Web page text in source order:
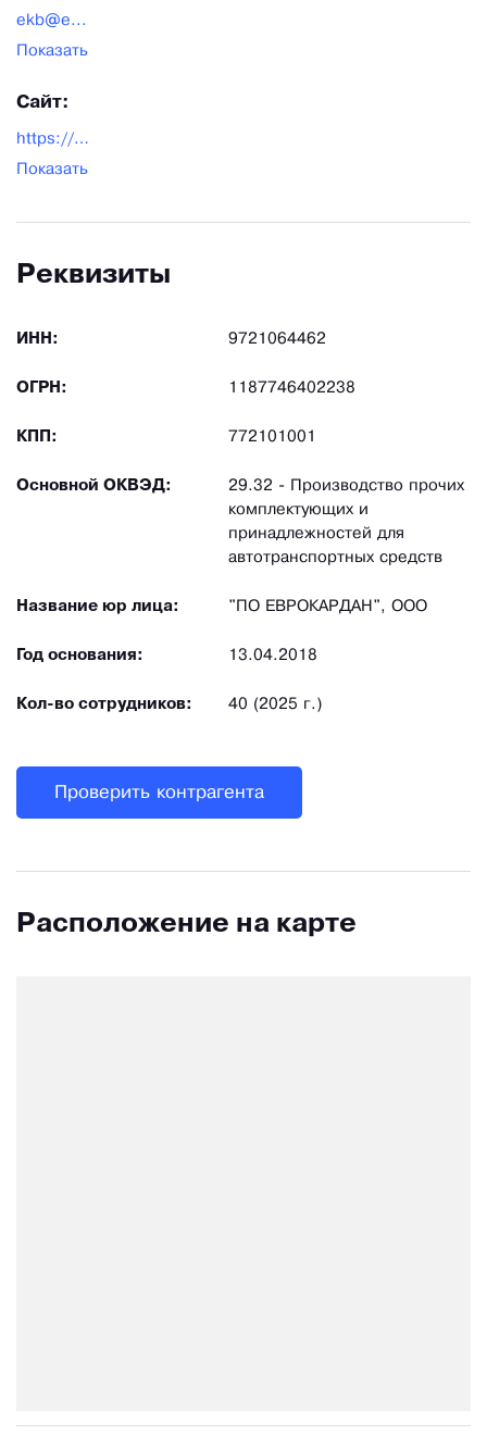
ekb@e...
Показать
Сайт:
https://ekb.eurocardan.ru/
Показать
Реквизиты
ИНН: 9721064462
ОГРН: 1187746402238
КПП: 772101001
Основной ОКВЭД:
29.32 - Производство прочих
комплектующих и
принадлежностей для
автотранспортных средств
Название юр лица: "ПО ЕВРОКАРДАН", ООО
Год основания: 13.04.2018
Кол-во сотрудников: 40 (2025 г.)
Проверить контрагента
Расположение на карте